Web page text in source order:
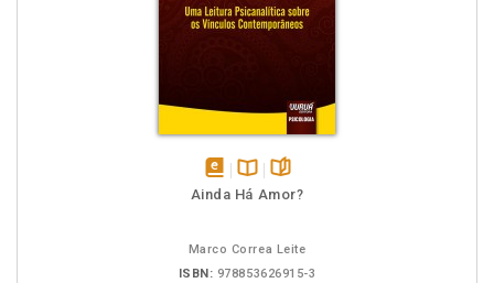
disponívelDisponível
páginas
Ainda Há Amor?
Marco Correa Leite
ISBN: 978853626915-3